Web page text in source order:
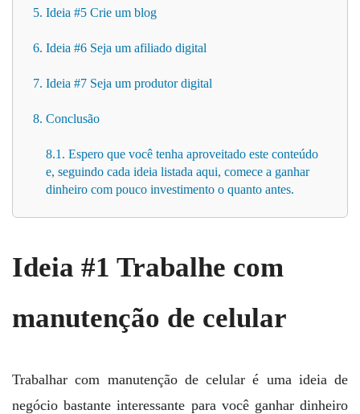
5. Ideia #5 Crie um blog
6. Ideia #6 Seja um afiliado digital
7. Ideia #7 Seja um produtor digital
8. Conclusão
8.1. Espero que você tenha aproveitado este conteúdo
e, seguindo cada ideia listada aqui, comece a ganhar
dinheiro com pouco investimento o quanto antes.
Ideia #1 Trabalhe com
manutenção de celular
Trabalhar com manutenção de celular é uma ideia de
negócio bastante interessante para você ganhar dinheiro